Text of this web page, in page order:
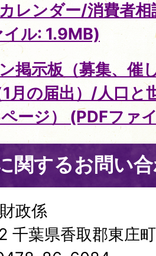
レンダー/消費者
ル: 1.9MB)
掲示板（募集、催
月の届出）/人口と
ページ） (PDFファ
関するお問い
政係
千葉県香取郡東庄